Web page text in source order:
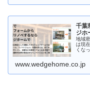
千葉
ジホ
地域
は現
くな
www.wedgehome.co.jp